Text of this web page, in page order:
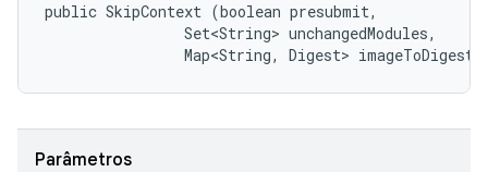
public SkipContext (boolean presubmit,
                Set<String> unchangedModules,
                Map<String, Digest> imageToDigest)
Parâmetros